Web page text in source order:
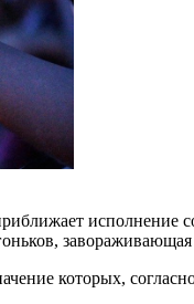
которых,